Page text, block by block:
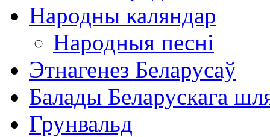
Народны каляндар
Народныя песні
Этнагенез Беларусаў
Балады Беларускага
Грунвальд